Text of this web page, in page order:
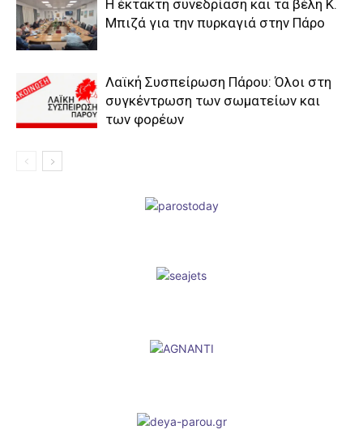
Η έκτακτη συνεδρίαση και τα βέλη Κ.
Μπιζά για την πυρκαγιά στην Πάρο
Λαϊκή Συσπείρωση Πάρου: Όλοι στη
συγκέντρωση των σωματείων και
των φορέων